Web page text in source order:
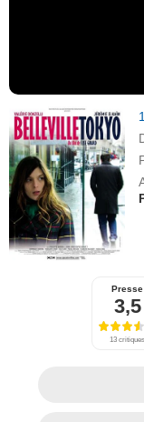
Presse
3,5
13 critiques